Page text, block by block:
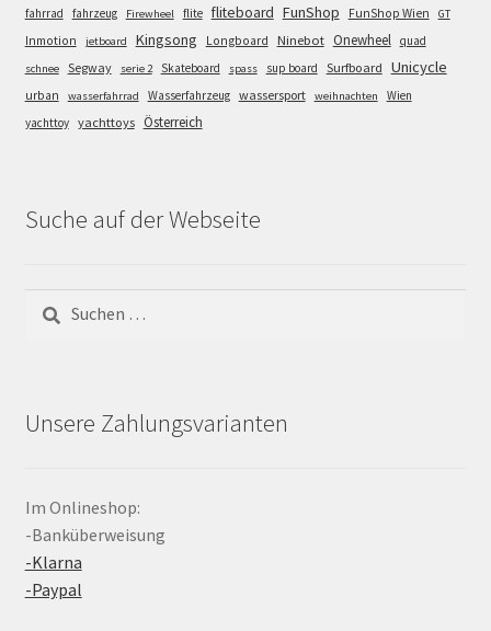
fahrrad
fahrzeug Firewheel flite fliteboard FunShop FunShop Wien GT
Inmotion jetboard Kingsong Longboard Ninebot Onewheel quad
schnee Segway serie 2 Skateboard spass sup board Surfboard Unicycle
urban wasserfahrrad Wasserfahrzeug wassersport weihnachten
Wien
yachttoy yachttoys Österreich
Suche auf der Webseite
Suchen
nach:
Unsere Zahlungsvarianten
Im Onlineshop:
-Banküberweisung
-Klarna
-Paypal